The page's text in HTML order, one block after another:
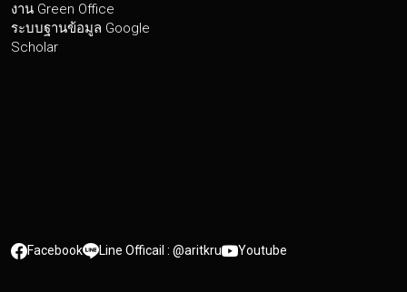
งาน Green Office
ระบบฐานข้อมูล Google
Scholar
Facebook Line Officail : @aritkru Youtube